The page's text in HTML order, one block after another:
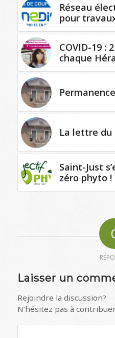
Réseau
pour
COVID-19 :
chaque
La lettre du
Saint-Just
zéro phyto !
Laisser un
Rejoindre la discussion?
N’hésitez pas à